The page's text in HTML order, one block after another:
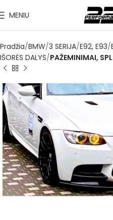
MENIU
Pradžia BMW 3 SERIJA E92, E93
IŠORĖS DALYS PAŽEMINIMAI,
✔
Pristatymas per 1–3 d. d.